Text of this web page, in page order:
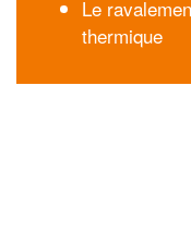
Le
thermique